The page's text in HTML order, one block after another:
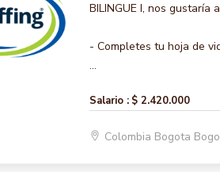
BILINGUE I, nos
- Completes tu hoja de
...
Salario : $ 2.420.000
Colombia Bogota